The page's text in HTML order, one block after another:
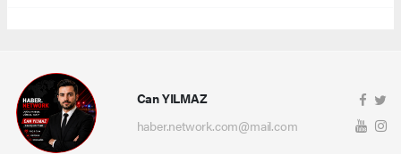
Can YILMAZ
haber.network.com@mail.com